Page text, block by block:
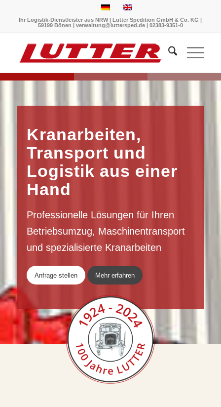
Ihr Logistik-Dienstleister aus NRW | Lutter Spedition GmbH & Co. KG |
59199 Bönen | verwaltung@luttersped.de | 02383-9351-0
Kranarbeiten,
Transport und
Logistik aus einer
Hand
Professionelle Lösungen für Ihren
Betriebsumzug, Maschinentransport
und spezialisierte Kranarbeiten
Anfrage stellen Mehr erfahren